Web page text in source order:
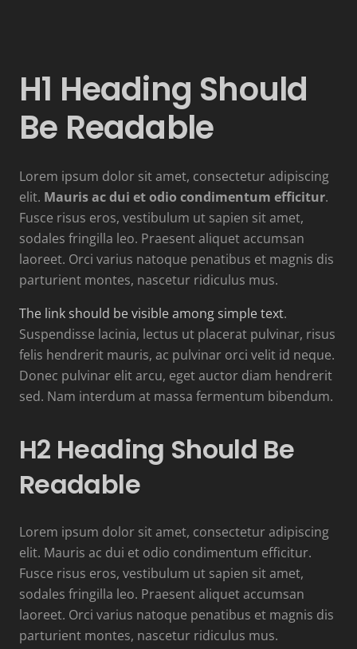
H1 Heading Should
Be Readable
Lorem ipsum dolor sit amet, consectetur adipiscing
elit. Mauris ac dui et odio condimentum efficitur.
Fusce risus eros, vestibulum ut sapien sit amet,
sodales fringilla leo. Praesent aliquet accumsan
laoreet. Orci varius natoque penatibus et magnis dis
parturient montes, nascetur ridiculus mus.
The link should be visible among simple text.
Suspendisse lacinia, lectus ut placerat pulvinar, risus
felis hendrerit mauris, ac pulvinar orci velit id neque.
Donec pulvinar elit arcu, eget auctor diam hendrerit
sed. Nam interdum at massa fermentum bibendum.
H2 Heading Should Be
Readable
Lorem ipsum dolor sit amet, consectetur adipiscing
elit. Mauris ac dui et odio condimentum efficitur.
Fusce risus eros, vestibulum ut sapien sit amet,
sodales fringilla leo. Praesent aliquet accumsan
laoreet. Orci varius natoque penatibus et magnis dis
parturient montes, nascetur ridiculus mus.